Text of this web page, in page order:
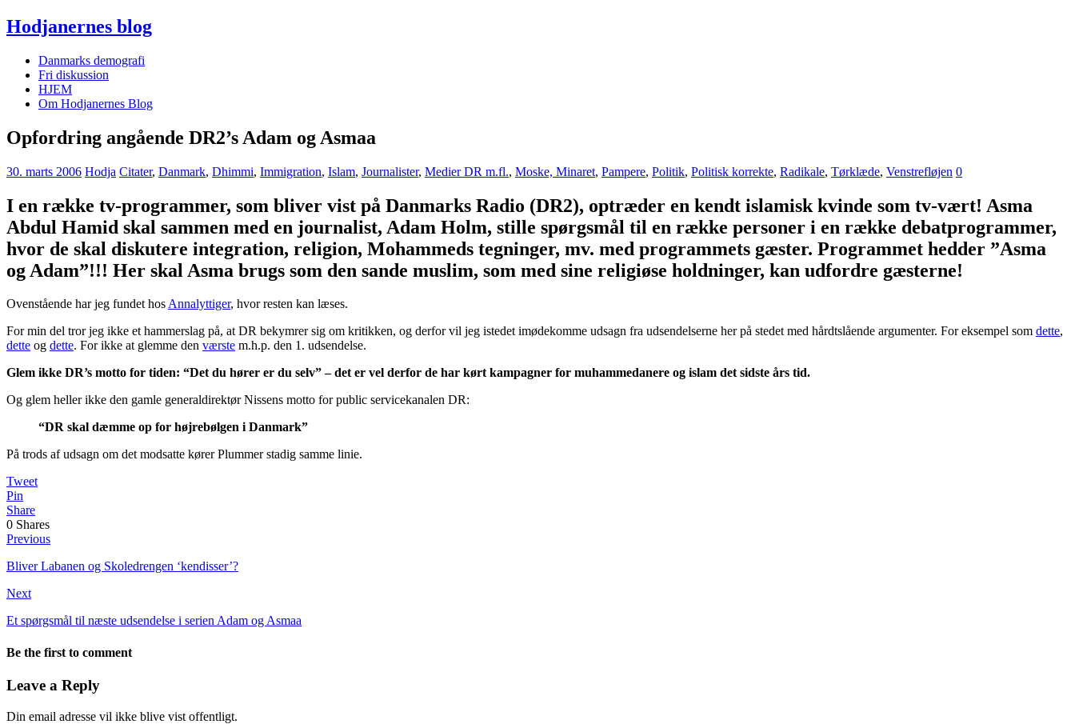
Hodjanernes blog
Danmarks demografi
Fri diskussion
HJEM
Om Hodjanernes Blog
Opfordring angående DR2’s Adam og Asmaa
30. marts 2006 Hodja Citater, Danmark, Dhimmi, Immigration, Islam, Journalister, Medier DR m.fl., Moske, Minaret, Pampere, Politik, Politisk korrekte, Radikale, Tørklæde, Venstrefløjen 0
I en række tv-programmer, som bliver vist på Danmarks Radio (DR2), optræder en kendt islamisk kvinde som tv-vært! Asma
Abdul Hamid skal sammen med en journalist, Adam Holm, stille spørgsmål til en række personer i en række debatprogrammer,
hvor de skal diskutere integration, religion, Mohammeds tegninger, mv. med programmets gæster. Programmet hedder ”Asma
og Adam”!!! Her skal Asma brugs som den sande muslim, som med sine religiøse holdninger, kan udfordre gæsterne!
Ovenstående har jeg fundet hosAnnalyttiger, hvor resten kan læses.
For min del tror jeg ikke et hammerslag på, at DR bekymrer sig om kritikken, og derfor vil jeg istedet imødekomme udsagn fra udsendelserne her på stedet med hårdtslående argumenter. For eksempel som dette,
dette og dette. For ikke at glemme den værste m.h.p. den 1. udsendelse.
Glem ikke DR’s motto for tiden: “Det du hører er du selv” – det er vel derfor de har kørt kampagner for muhammedanere og islam det sidste års tid.
Og glem heller ikke den gamle generaldirektør Nissens motto for public servicekanalen DR:
“DR skal dæmme op for højrebølgen i Danmark”
På trods af udsagn om det modsatte kører Plummer stadig samme linie.
Tweet
Pin
Share
0 Shares
Previous
Bliver Labanen og Skoledrengen ‘kendisser’?
Next
Et spørgsmål til næste udsendelse i serien Adam og Asmaa
Be the first to comment
Leave a Reply
Din email adresse vil ikke blive vist offentligt.